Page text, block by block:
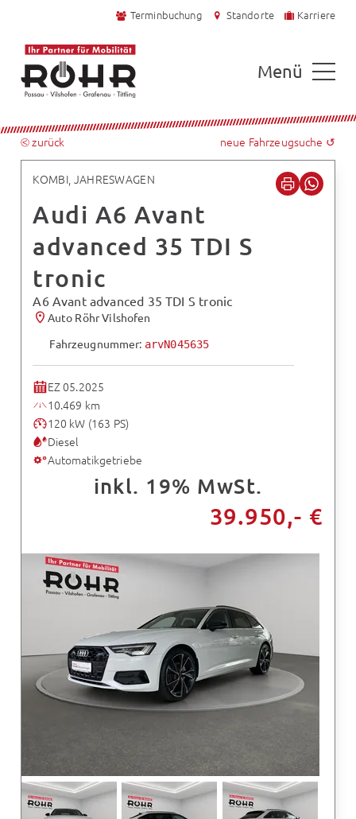
Terminbuchung Standorte Karriere
Menü
⧀ zurück neue Fahrzeugsuche ↺
KOMBI, JAHRESWAGEN
Audi A6 Avant
advanced 35 TDI S
tronic
A6 Avant advanced 35 TDI S tronic
Auto Röhr Vilshofen
Fahrzeugnummer: arvN045635
EZ 05.2025
10.469 km
120 kW (163 PS)
Diesel
Automatikgetriebe
inkl. 19% MwSt.
39.950,- €